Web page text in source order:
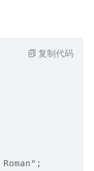
复制代码